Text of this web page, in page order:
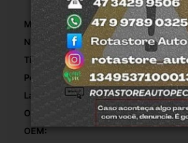
Marca:
Número De Peça:
Tipo De Veículo:
Posição:
Lado:
Origem:
OEM: